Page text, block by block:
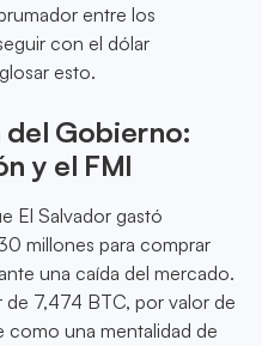
entre los
con el dólar
esto.
Gobierno:
y el FMI
El Salvador gastó
millones para comprar
una caída del mercado.
de 7,474 BTC, por valor de
una mentalidad de